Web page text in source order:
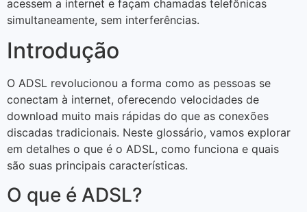
acessem a internet e façam chamadas telefônicas
simultaneamente, sem interferências.
Introdução
O ADSL revolucionou a forma como as pessoas se
conectam à internet, oferecendo velocidades de
download muito mais rápidas do que as conexões
discadas tradicionais. Neste glossário, vamos explorar
em detalhes o que é o ADSL, como funciona e quais
são suas principais características.
O que é ADSL?